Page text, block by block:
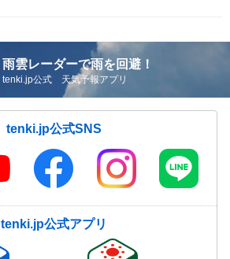
雨雲レーダーで雨を回避！
tenki.jp公式 天気予報アプリ
tenki.jp公式SNS
tenki.jp公式アプリ